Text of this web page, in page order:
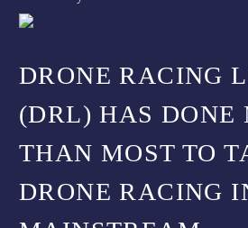
DRONE RACING
(DRL) HAS DONE
THAN MOST TO
DRONE RACING